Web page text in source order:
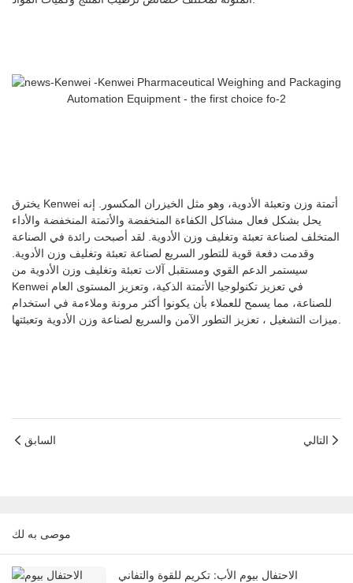
يخترق Kenwei أتمتة وزن وتعبئة الأدوية، وهو مثل الخيزران المكسور. إنه
يحل بشكل فعال مشاكل الكفاءة المنخفضة والأتمتة المنخفضة والأداء
المتخلف لصناعة تعبئة وتغليف وزن الأدوية. لقد أصبحت رائدة في الصناعة
وقدمت دفعة قوية للتطور السريع لصناعة تعبئة وتغليف وزن الأدوية.
سيستمر الدعم القوي ومستقبل آلات تعبئة وتغليف وزن الأدوية من
Kenwei في تعزيز تكنولوجيا الأتمتة الذكية، وتعزيز المستوى العام
للصناعة، مما يسمح للعملاء بأن يكونوا أكثر مرونة وملاءمة في استخدام
ميزات التشغيل ، تعزيز التطور الآمن والسريع لصناعة وزن الأدوية وتعبئتها.
السابق التالي
موصى به لك
الاحتفال بيوم الأب: تكريم للقوة والتفاني